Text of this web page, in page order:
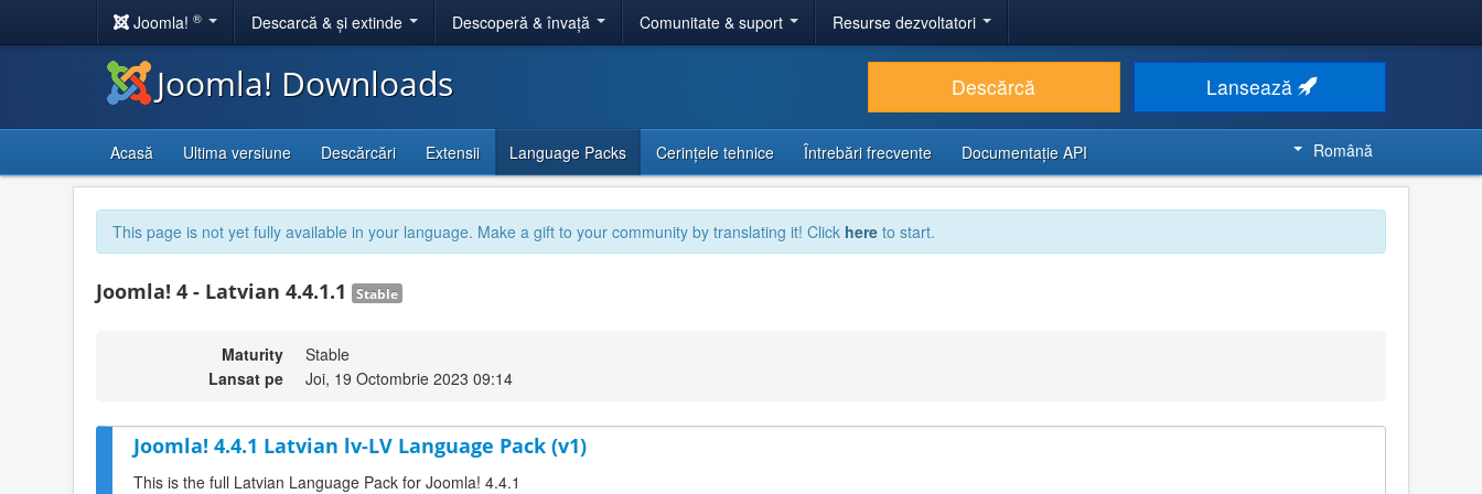
Joomla! ® Descarcă & și extinde Descoperă & învață Comunitate & suport Resurse dezvoltatori
Joomla! Downloads Descărcă Lansează
Acasă Ultima versiune Descărcări Extensii Language Packs Cerințele tehnice Întrebări frecvente Documentaţie API Română
This page is not yet fully available in your language. Make a gift to your community by translating it! Click here to start.
Joomla! 4 - Latvian 4.4.1.1 Stable
Maturity
Stable
Lansat pe
Joi, 19 Octombrie 2023 09:14
Joomla! 4.4.1 Latvian lv-LV Language Pack (v1)
This is the full Latvian Language Pack for Joomla! 4.4.1